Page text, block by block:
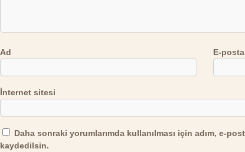
Ad E-posta
İnternet sitesi
Daha sonraki yorumlarımda kullanılması için adım, e-
kaydedilsin.